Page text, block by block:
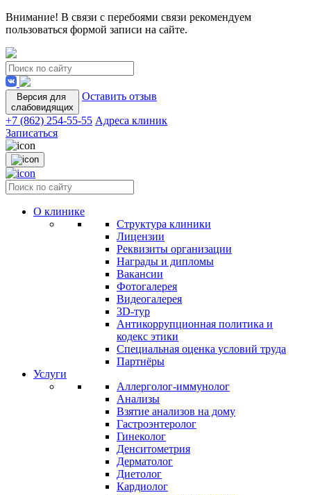
Внимание! В связи с перебоями связи рекомендуем
пользоваться формой записи на сайте.
Версия для
слабовидящих
Оставить отзыв
+7 (862) 254-55-55 Адреса клиник
Записаться
О клинике
Структура клиники
Лицензии
Реквизиты организации
Награды и дипломы
Вакансии
Фотогалерея
Видеогалерея
3D-тур
Антикоррупционная политика и
кодекс этики
Специальная оценка условий труда
Партнёры
Услуги
Аллерголог-иммунолог
Анализы
Взятие анализов на дому
Гастроэнтеролог
Гинеколог
Денситометрия
Дерматолог
Диетолог
Кардиолог